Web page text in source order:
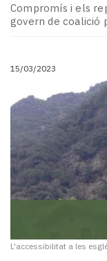
Compromís i els
govern de coalició
15/03/2023
L'accessibilitat a les